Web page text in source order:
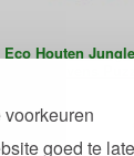
goed te
Eco Houten